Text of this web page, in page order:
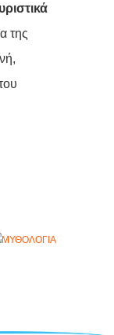
της